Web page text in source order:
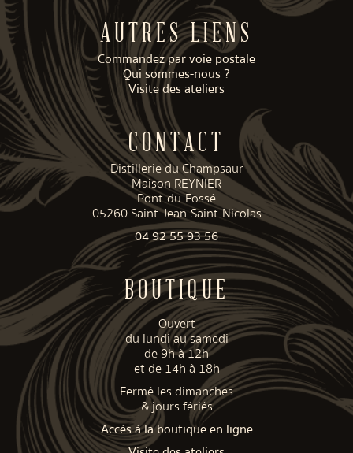
AUTRES LIENS
Commandez par voie postale
Qui sommes-nous ?
Visite des ateliers
CONTACT
Distillerie du Champsaur
Maison REYNIER
Pont-du-Fossé
05260 Saint-Jean-Saint-Nicolas
04 92 55 93 56
BOUTIQUE
Ouvert
du lundi au samedi
de 9h à 12h
et de 14h à 18h
Fermé les dimanches
& jours fériés
Accès à la boutique en ligne